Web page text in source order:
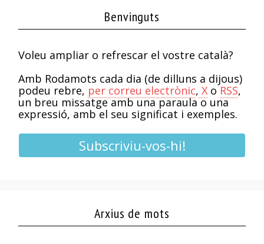
Benvinguts
Voleu ampliar o refrescar el vostre català?
Amb Rodamots cada dia (de dilluns a dijous)
podeu rebre, per correu electrònic, X o RSS,
un breu missatge amb una paraula o una
expressió, amb el seu significat i exemples.
Subscriviu-vos-hi!
Arxius de mots